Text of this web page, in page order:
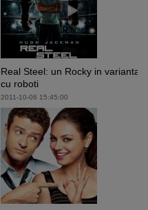
Real Steel: un Rocky in varianta
cu roboti
2011-10-06 15:45:00